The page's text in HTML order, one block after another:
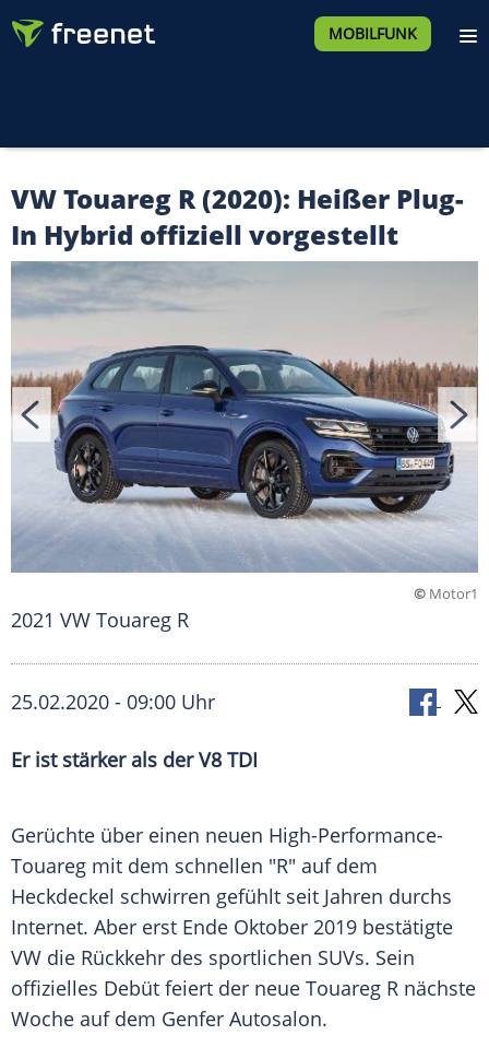
MOBILFUNK
VW Touareg R (2020): Heißer Plug-
In Hybrid offiziell vorgestellt
© Motor1
2021 VW Touareg R
25.02.2020 - 09:00 Uhr
Er ist stärker als der V8 TDI
Gerüchte über einen neuen High-Performance-
Touareg mit dem schnellen "R" auf dem
Heckdeckel schwirren gefühlt seit Jahren durchs
Internet. Aber erst Ende Oktober 2019 bestätigte
VW die Rückkehr des sportlichen SUVs. Sein
offizielles Debüt feiert der neue Touareg R nächste
Woche auf dem Genfer Autosalon.